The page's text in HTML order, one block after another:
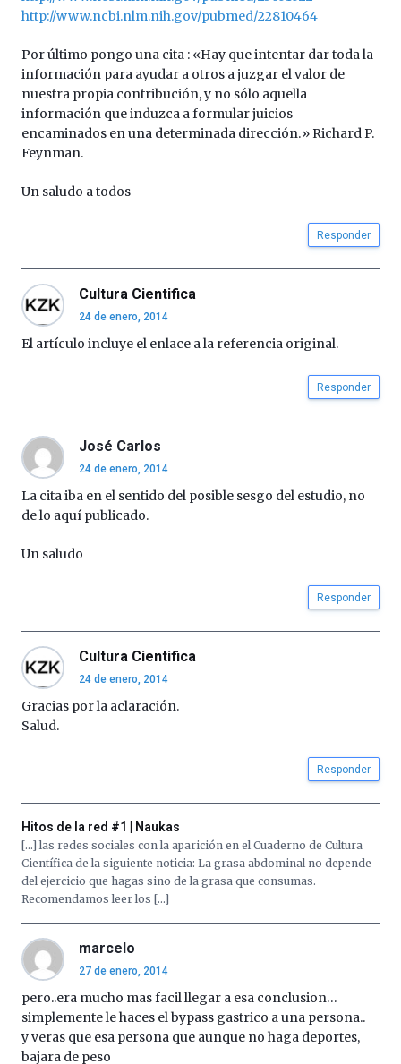
http://www.ncbi.nlm.nih.gov/pubmed/22810464
Por último pongo una cita : «Hay que intentar dar toda la
información para ayudar a otros a juzgar el valor de
nuestra propia contribución, y no sólo aquella
información que induzca a formular juicios
encaminados en una determinada dirección.» Richard P.
Feynman.
Un saludo a todos
Responder
Cultura Cientifica
24 de enero, 2014
El artículo incluye el enlace a la referencia original.
Responder
José Carlos
24 de enero, 2014
La cita iba en el sentido del posible sesgo del estudio, no
de lo aquí publicado.
Un saludo
Responder
Cultura Cientifica
24 de enero, 2014
Gracias por la aclaración.
Salud.
Responder
Hitos de la red #1 | Naukas
[…] las redes sociales con la aparición en el Cuaderno de Cultura
Científica de la siguiente noticia: La grasa abdominal no depende
del ejercicio que hagas sino de la grasa que consumas.
Recomendamos leer los […]
marcelo
27 de enero, 2014
pero..era mucho mas facil llegar a esa conclusion…
simplemente le haces el bypass gastrico a una persona..
y veras que esa persona que aunque no haga deportes,
bajara de peso